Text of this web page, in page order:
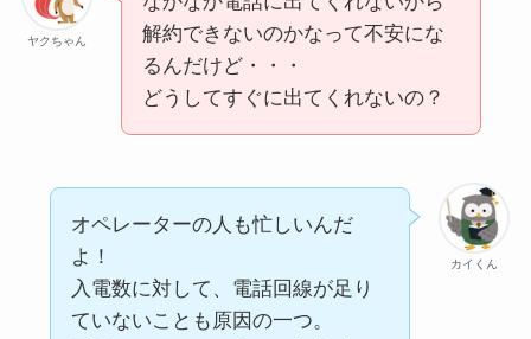
ヤクちゃん
解約できないのかなって不安にな
るんだけど・・・
どうしてすぐに出てくれないの？
カイくん
オペレーターの人も忙しいんだ
よ！
入電数に対して、電話回線が足り
ていないことも原因の一つ。